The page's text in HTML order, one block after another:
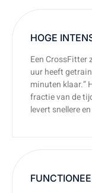
HOGE
Een CrossFitter
uur heeft
minuten klaar.”
fractie van de
levert snellere